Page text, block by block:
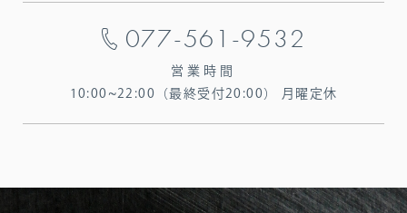
077-561-9532
営業時間
10:00~22:00（最終受付20:00）
月曜定休